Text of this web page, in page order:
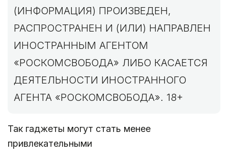
(ИНФОРМАЦИЯ) ПРОИЗВЕДЕН,
РАСПРОСТРАНЕН И (ИЛИ) НАПРАВЛЕН
ИНОСТРАННЫМ АГЕНТОМ
«РОСКОМСВОБОДА» ЛИБО КАСАЕТСЯ
ДЕЯТЕЛЬНОСТИ ИНОСТРАННОГО
АГЕНТА «РОСКОМСВОБОДА». 18+
Так гаджеты могут стать менее
привлекательными